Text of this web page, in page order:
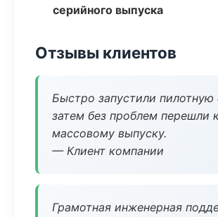
серийного выпуска
Отзывы клиентов
Быстро запустили пилотную
затем без проблем перешли
массовому выпуску.
— Клиент компании
Грамотная инженерная